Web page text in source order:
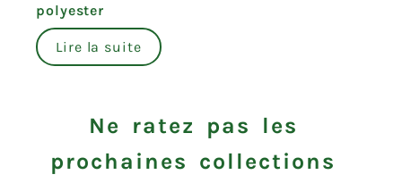
polyester
Lire la suite
Ne ratez pas les
prochaines collections